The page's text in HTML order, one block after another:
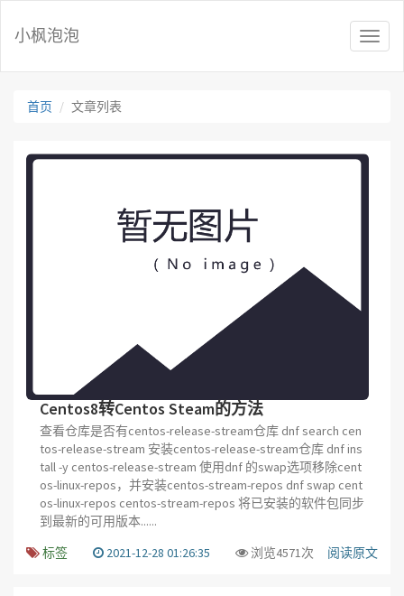
T
o
g
小枫泡泡
首页 文章列表
Centos8转Centos Steam的方法
查看仓库是否有centos-release-stream仓库 dnf search cen
tos-release-stream 安装centos-release-stream仓库 dnf ins
tall -y centos-release-stream 使用dnf 的swap选项移除cent
os-linux-repos，并安装centos-stream-repos dnf swap cent
os-linux-repos centos-stream-repos ​将已安装的软件包同步
到最新的可用版本......
标签
2021-12-28 01:26:35 浏览4571次 阅读原文